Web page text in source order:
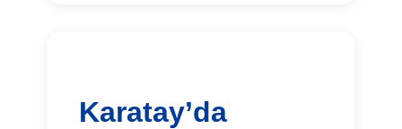
Karatay’da